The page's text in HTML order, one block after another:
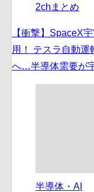
2chまとめ
【衝撃】SpaceX
用！ テスラ自動
へ…半導体需要が
半導体・AI